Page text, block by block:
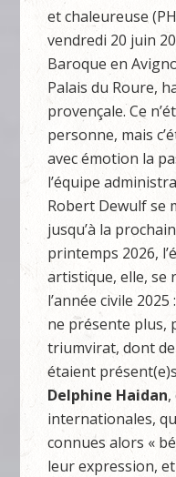
et chaleureuse
vendredi 20 juin
Baroque en
Palais du Roure,
provençale. Ce
personne, mais
avec émotion la
l’équipe
Robert Dewulf se
jusqu’à la
printemps 2026,
artistique, elle, se
l’année civile
ne présente plus,
triumvirat, dont
étaient
Delphine Haidan
internationales,
connues alors «
leur expression, et